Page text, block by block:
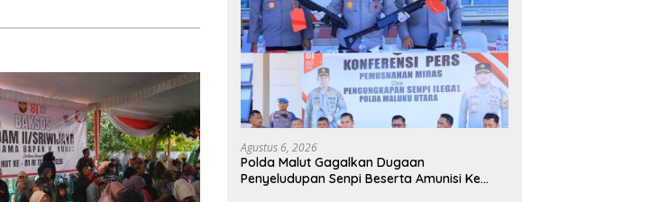
Agustus 6, 2026
Polda Malut Gagalkan Dugaan
Penyeludupan Senpi Beserta Amunisi Ke